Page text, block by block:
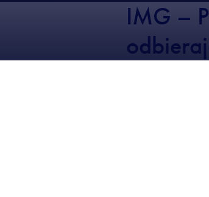
IMG –